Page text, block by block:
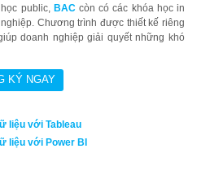
public, BACcòn có các khóa học in
Chương trình được thiết kế riêng
doanh nghiệp giải quyết những khó
liệu với Tableau
liệu với Power BI